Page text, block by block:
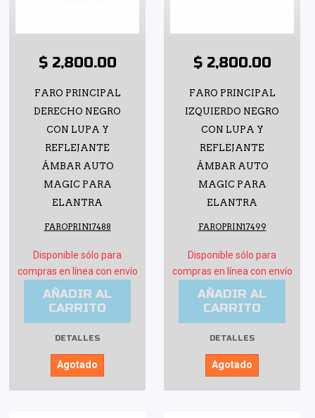
$ 2,800.00
FARO PRINCIPAL
DERECHO NEGRO
CON LUPA Y
REFLEJANTE
ÁMBAR AUTO
MAGIC PARA
ELANTRA
FAROPRIN17488
Disponible sólo para
compras en línea con envío
AÑADIR AL
CARRITO
DETALLES
Agotado
$ 2,800.00
FARO PRINCIPAL
IZQUIERDO NEGRO
CON LUPA Y
REFLEJANTE
ÁMBAR AUTO
MAGIC PARA
ELANTRA
FAROPRIN17499
Disponible sólo para
compras en línea con envío
AÑADIR AL
CARRITO
DETALLES
Agotado